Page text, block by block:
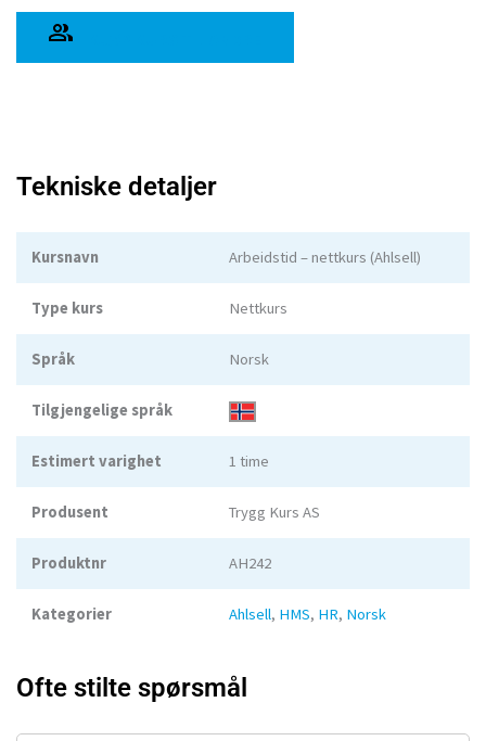
Tekniske detaljer
Kursnavn Arbeidstid – nettkurs (Ahlsell)
Type kurs Nettkurs
Språk Norsk
Tilgjengelige språk
Estimert varighet 1 time
Produsent Trygg Kurs AS
Produktnr AH242
Kategorier Ahlsell, HMS, HR, Norsk
Ofte stilte spørsmål